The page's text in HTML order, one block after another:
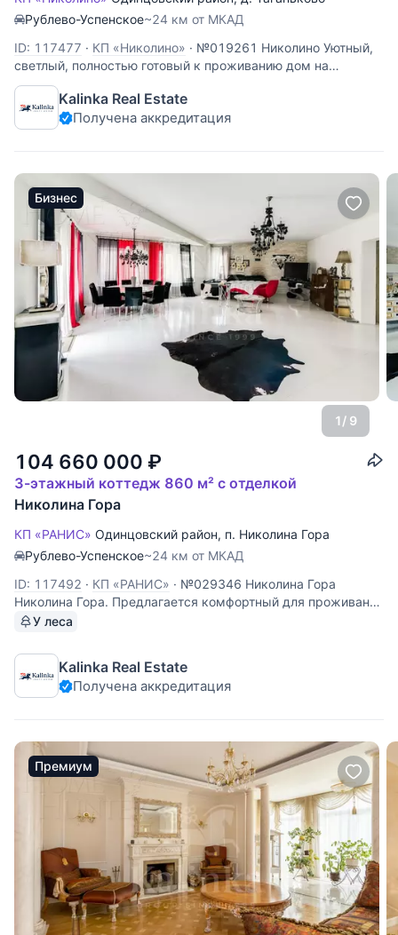
Рублево-Успенское~24 км от МКАД
ID: 117477 · КП «Николино» · №019261 Николино Уютный,
светлый, полностью готовый к проживанию дом на
шикарном лесном участке. Планировка дома: Цоколь: зона
спа, включающая комнату отдыха, хамам, сауну, душевую,
винный погреб. Также находятся постирочная, бойлерная,
Kalinka Real Estate
Получена аккредитация
Бизнес
1/ 9
104 660 000 ₽
3-этажный коттедж 860 м² с отделкой
Николина Гора
КП «РАНИС» Одинцовский район, п. Николина Гора
Рублево-Успенское~24 км от МКАД
ID: 117492 · КП «РАНИС» · №029346 Николина Гора
Николина Гора. Предлагается комфортный для проживания
коттедж, на участке с гаражом на 2м/м. На участке
ворота Д/У, домофон. Планировка: Цоколь: бассейн, сауна,
хамам, душевая. 1
У леса
Kalinka Real Estate
Получена аккредитация
Премиум